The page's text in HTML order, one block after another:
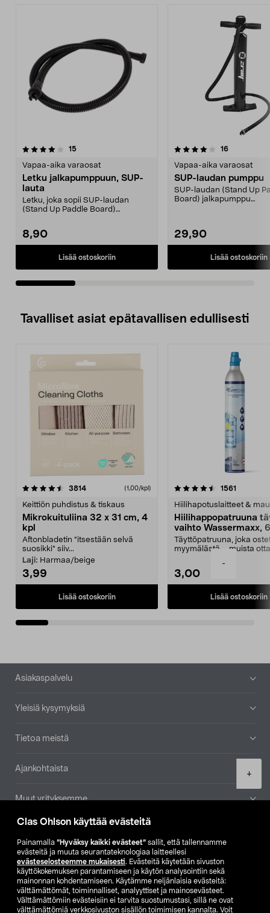
Clas Ohlson käyttää evästeitä
Painamalla ”Hyväksy kaikki evästeet” sallit, että tallennamme
evästeitä ja muuta seurantateknologiaa laitteellesi
evästeselosteemme mukaisesti. Evästeitä käytetään sivuston
käyttökokemuksen parantamiseen ja käytön analysointiin sekä
mainonnan kohdentamiseen. Käytämme neljänlaisia evästeitä:
välttämättömät, toiminnalliset, analyyttiset ja mainosevästeet.
Välttämättömiin evästeisiin ei tarvita suostumustasi, sillä ne ovat
välttämättömiä verkkosivuston sisällön toimimisen kannalta. Voit
-
+
15arvostelut
Vapaa-aika varaosat
Letku jalkapumppuun, SUP-
lauta
Letku, joka sopii SUP-laudan
(Stand Up Paddle Board)
8,90
Lisää ostoskoriin
4.0viidestä
16arvostelut
Vapaa-aika varaosat
SUP-laudan pumppu
SUP-laudan (Stand Up
Board) jalkapumppu
29,90
Lisää ostoskoriin
3.0viidestä
Tavalliset asiat epätavallisen edullisesti
3814arvostelut (1,00/kpl)
Keittiön puhdistus & tiskaus
Mikrokuituliina 32 x 31 cm, 4
kpl
Aftonbladetin "itsestään selvä
suosikki" siiv...
Laji: Harmaa/beige
3,99
Lisää ostoskoriin
4.5viidestä
1561
Hiilihapotuslaitteet &
Hiilihappopatruuna
vaihto Wassermaxx,
Täyttöpatruuna, joka
myymälästä – muista
3,00
Lisää ostoskoriin
4.5viidestä
Alatunniste
Asiakaspalvelu
Yleisiä kysymyksiä
Tietoa meistä
Ajankohtaista
Muut yrityksemme
Etsi myymälä
SE NO FI
FI SV